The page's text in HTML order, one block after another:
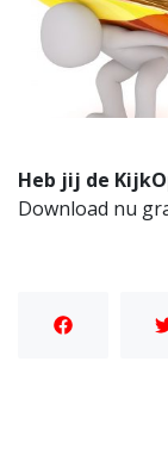
Heb jij de
Download nu